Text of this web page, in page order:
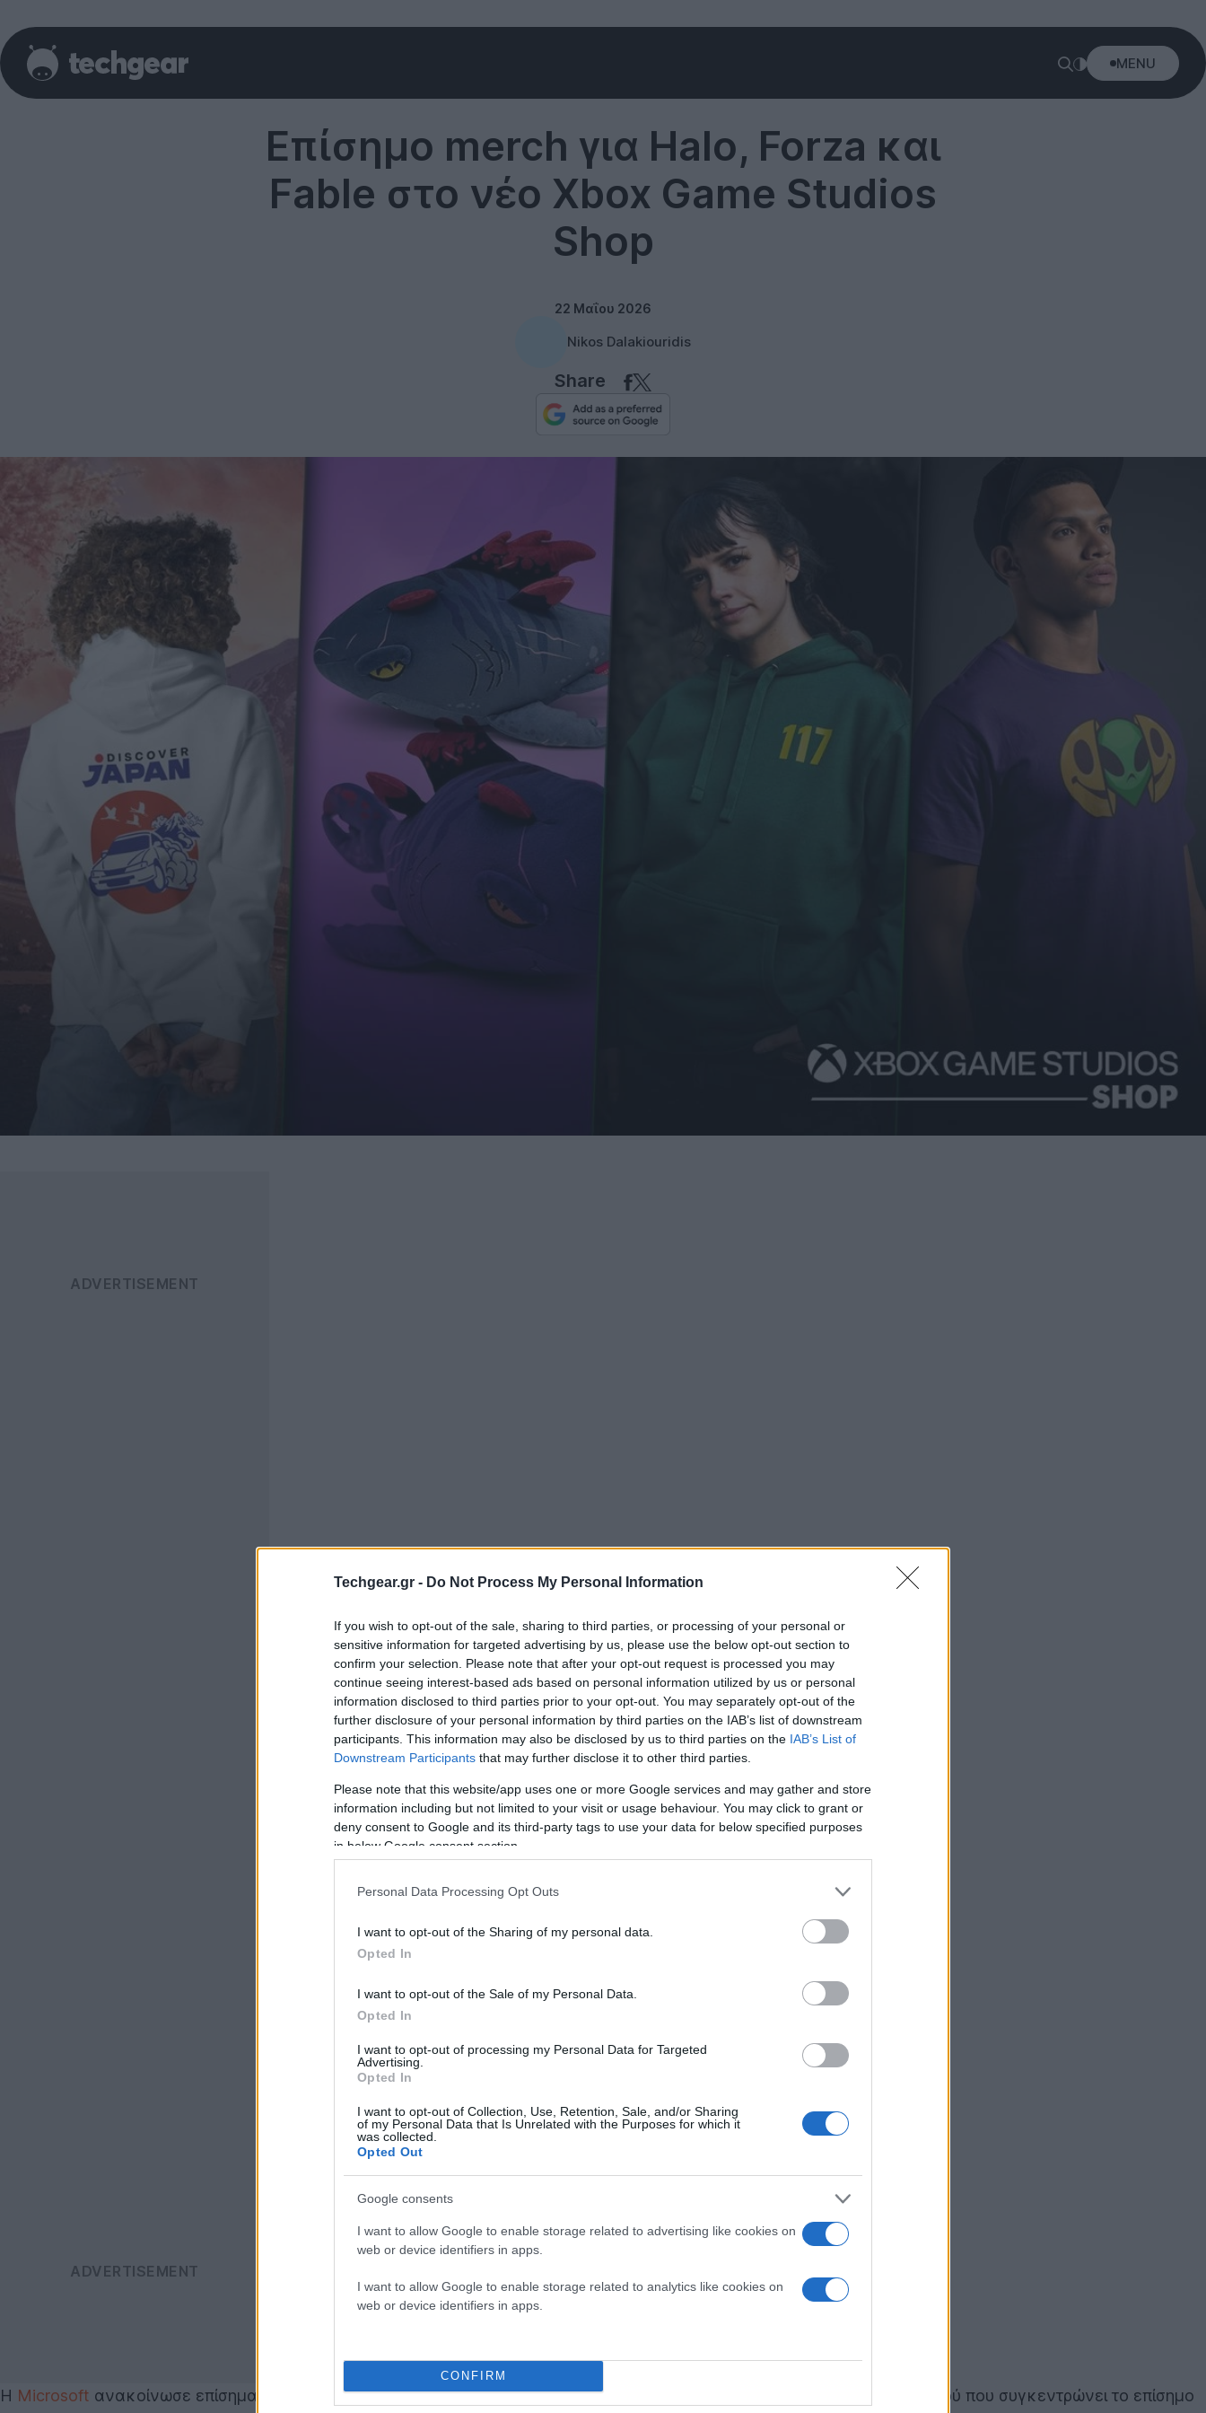
Techgear.gr - Do Not Process My Personal Information
If you wish to opt-out of the sale, sharing to third parties, or processing of your personal or
sensitive information for targeted advertising by us, please use the below opt-out section to
confirm your selection. Please note that after your opt-out request is processed you may
continue seeing interest-based ads based on personal information utilized by us or personal
information disclosed to third parties prior to your opt-out. You may separately opt-out of the
further disclosure of your personal information by third parties on the IAB’s list of downstream
participants. This information may also be disclosed by us to third parties on the IAB’s List of
Downstream Participants that may further disclose it to other third parties.
Please note that this website/app uses one or more Google services and may gather and store
information including but not limited to your visit or usage behaviour. You may click to grant or
deny consent to Google and its third-party tags to use your data for below specified purposes
in below Google consent section.
Personal Data Processing Opt Outs
I want to opt-out of the Sharing of my personal data.
Opted In
I want to opt-out of the Sale of my Personal Data.
Opted In
I want to opt-out of processing my Personal Data for Targeted
Advertising.
Opted In
I want to opt-out of Collection, Use, Retention, Sale, and/or Sharing
of my Personal Data that Is Unrelated with the Purposes for which it
was collected.
Opted Out
Google consents
I want to allow Google to enable storage related to advertising like cookies on
web or device identifiers in apps.
I want to allow Google to enable storage related to analytics like cookies on
web or device identifiers in apps.
CONFIRM
MENU
Επίσημο merch για Halo, Forza και
Fable στο νέο Xbox Game Studios
Shop
22 Μαΐου 2026
Nikos Dalakiouridis
Share
Η Microsoft ανακοίνωσε επίσημα το λανσάρισμα τουXbox Game Studios Shop
, ενός νέου, κεντρικού ψηφιακού προορισμού που συγκεντρώνει το επίσημο